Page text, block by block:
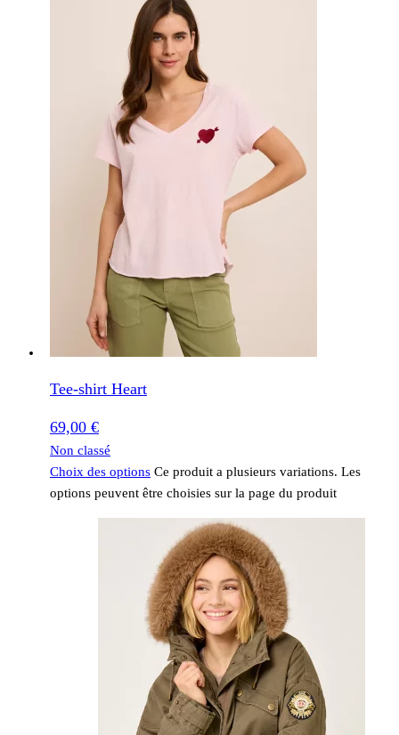
Tee-shirt Heart
69,00 €
Non classé
Choix des options Ce produit a plusieurs variations. Les
options peuvent être choisies sur la page du produit